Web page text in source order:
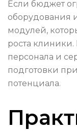
Если бюджет
оборудования
модулей,
роста
персонала и
подготовки
потенциала.